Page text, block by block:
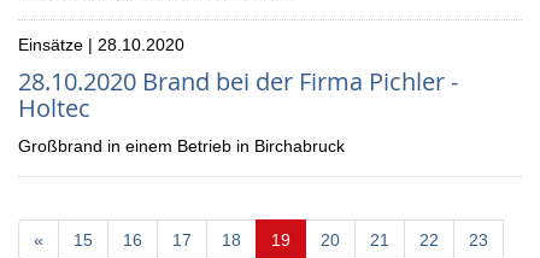
Einsätze | 28.10.2020
28.10.2020 Brand bei der Firma Pichler -
Holtec
Großbrand in einem Betrieb in Birchabruck
« 15 16 17 18 19(current)
20 21 22 23